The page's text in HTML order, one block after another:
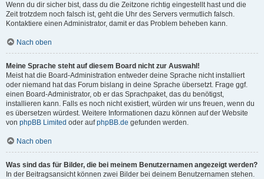
Wenn du dir sicher bist, dass du die Zeitzone richtig eingestellt hast und die
Zeit trotzdem noch falsch ist, geht die Uhr des Servers vermutlich falsch.
Kontaktiere einen Administrator, damit er das Problem beheben kann.
Nach oben
Meine Sprache steht auf diesem Board nicht zur Auswahl!
Meist hat die Board-Administration entweder deine Sprache nicht installiert
oder niemand hat das Forum bislang in deine Sprache übersetzt. Frage ggf.
einen Board-Administrator, ob er das Sprachpaket, das du benötigst,
installieren kann. Falls es noch nicht existiert, würden wir uns freuen, wenn du
es übersetzen würdest. Weitere Informationen dazu können auf der Website
von phpBB Limited oder aufphpBB.de gefunden werden.
Nach oben
Was sind das für Bilder, die bei meinem Benutzernamen angezeigt werden?
In der Beitragsansicht können zwei Bilder bei deinem Benutzernamen stehen.